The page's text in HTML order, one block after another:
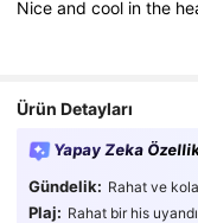
Niceandcool inthe
Ürün Detayları
Yapay Zeka
Gündelik: Rahat ve
Plaj: Rahat bir his